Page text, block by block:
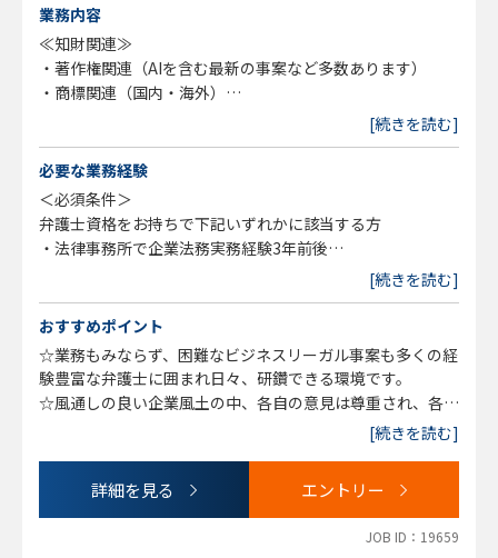
業務内容
≪知財関連≫
・著作権関連（AIを含む最新の事案など多数あります）
・商標関連（国内・海外）
・訴訟対応（当社著作権への侵害など）
≪コンプライアンス業務≫
・LP（ランディングページ）などのWeb広告審査（景表
法・特商法など）など
・個人情報保護法・消費者契約法などの消費者保護
・その他、規制当局対応・利益相反事例など
・事業譲渡やM&Aなど
・新規事業起案
≪投資助言に関わる金商法（グループ2社で展開する投資助
言業（2社共に登録免許有））≫
・LP（ランディングページ）などのWeb広告審査など
・一般投資家保護
・その他、規制当局対応・利益相反事例など
[続きを読む]
必要な業務経験
＜必須条件＞
弁護士資格をお持ちで下記いずれかに該当する方
・法律事務所で企業法務実務経験3年前後
（※3年未満でも経験次第で応相談となります。また一般民
・事業会社での企業法務経験3年前後
＜歓迎要項＞
・ビジネス的な思考力をお持ちの方
・コミュニケーション能力が高い方
・好奇心旺盛な方
[続きを読む]
おすすめポイント
☆業務もみならず、困難なビジネスリーガル事案も多くの経
験豊富な弁護士に囲まれ日々、研鑽できる環境です。
☆風通しの良い企業風土の中、各自の意見は尊重され、各々
の裁量も大きいので、自分でどんどん業務を進めていくこと
☆法務・コンプライアンス部は子育て中の社員が多く、在宅
勤務も可能であるため、育児と両立しながら働ける環境が整
っています。急なお休みや時短勤務にも理解がある職場なの
[続きを読む]
詳細を見る エントリー
JOB ID：19659